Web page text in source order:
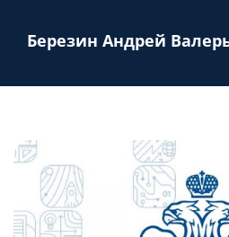
Преподавателям
Слушателям
Партнерам
Березин Андрей